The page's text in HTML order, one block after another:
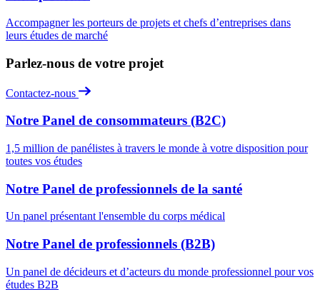
Accompagner les porteurs de projets et chefs d’entreprises dans
leurs études de marché
Parlez-nous de votre projet
Contactez-nous
Notre Panel de consommateurs (B2C)
1,5 million de panélistes à travers le monde à votre disposition pour
toutes vos études
Notre Panel de professionnels de la santé
Un panel présentant l'ensemble du corps médical
Notre Panel de professionnels (B2B)
Un panel de décideurs et d’acteurs du monde professionnel pour vos
études B2B